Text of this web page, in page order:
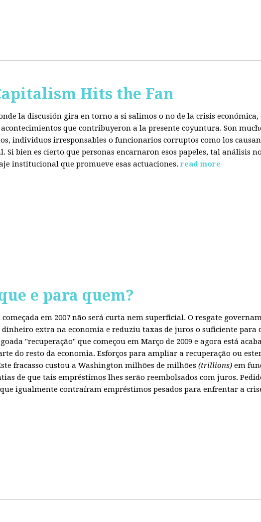
Hits the Fan
la discusión gira en torno a si salimos o no de la crisis
que contribuyeron a la presente coyuntura. Son
individuos irresponsables o funcionarios corruptos como los
bien es cierto que personas encarnaron esos papeles, tal análisis
institucional que promueve esas actuaciones. read more
e para quem?
em 2007 não será curta nem superficial. O resgate
extra na economia e reduziu taxas de juros o suficiente para
"recuperação" que começou em Março de 2009 e agora está
do resto da economia. Esforços para ampliar a recuperação ou
fracasso custou a Washington milhões de milhões (trillions) em
de que tais empréstimos lhes serão reembolsados com juros.
igualmente contraíram empréstimos pesados para enfrentar a